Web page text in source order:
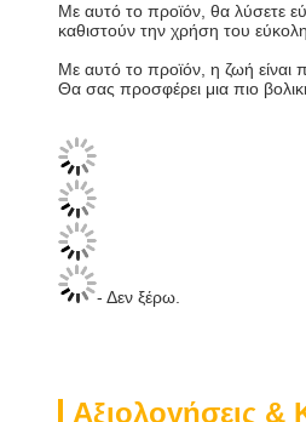
Με αυτό το προϊόν, θα λύσετε
καθιστούν την χρήση του
Με αυτό το προϊόν, η ζωή είναι
Θα σας προσφέρει μια πιο
- Δεν ξέρω.
Αξιολογήσεις &